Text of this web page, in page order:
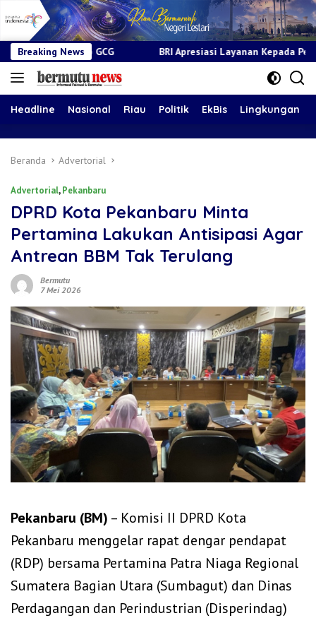
Breaking NewsBRI Apresiasi Layanan Kepada Pensiunan Jadi Bukti
Headline Nasional Riau Politik EkBis Lingkungan
Beranda Advertorial
Advertorial,Pekanbaru
DPRD Kota Pekanbaru Minta
Pertamina Lakukan Antisipasi Agar
Antrean BBM Tak Terulang
Bermutu
7 Mei 2026
Pekanbaru (BM) – Komisi II DPRD Kota
Pekanbaru menggelar rapat dengar pendapat
(RDP) bersama Pertamina Patra Niaga Regional
Sumatera Bagian Utara (Sumbagut) dan Dinas
Perdagangan dan Perindustrian (Disperindag)